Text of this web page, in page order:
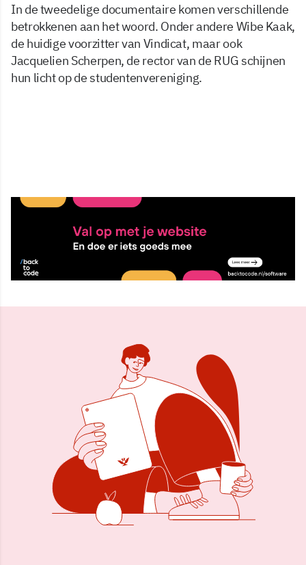
In de tweedelige documentaire komen verschillende
betrokkenen aan het woord. Onder andere Wibe Kaak,
de huidige voorzitter van Vindicat, maar ook
Jacquelien Scherpen, de rector van de RUG schijnen
hun licht op de studentenvereniging.
10 nov 2025, 11:33
Delen